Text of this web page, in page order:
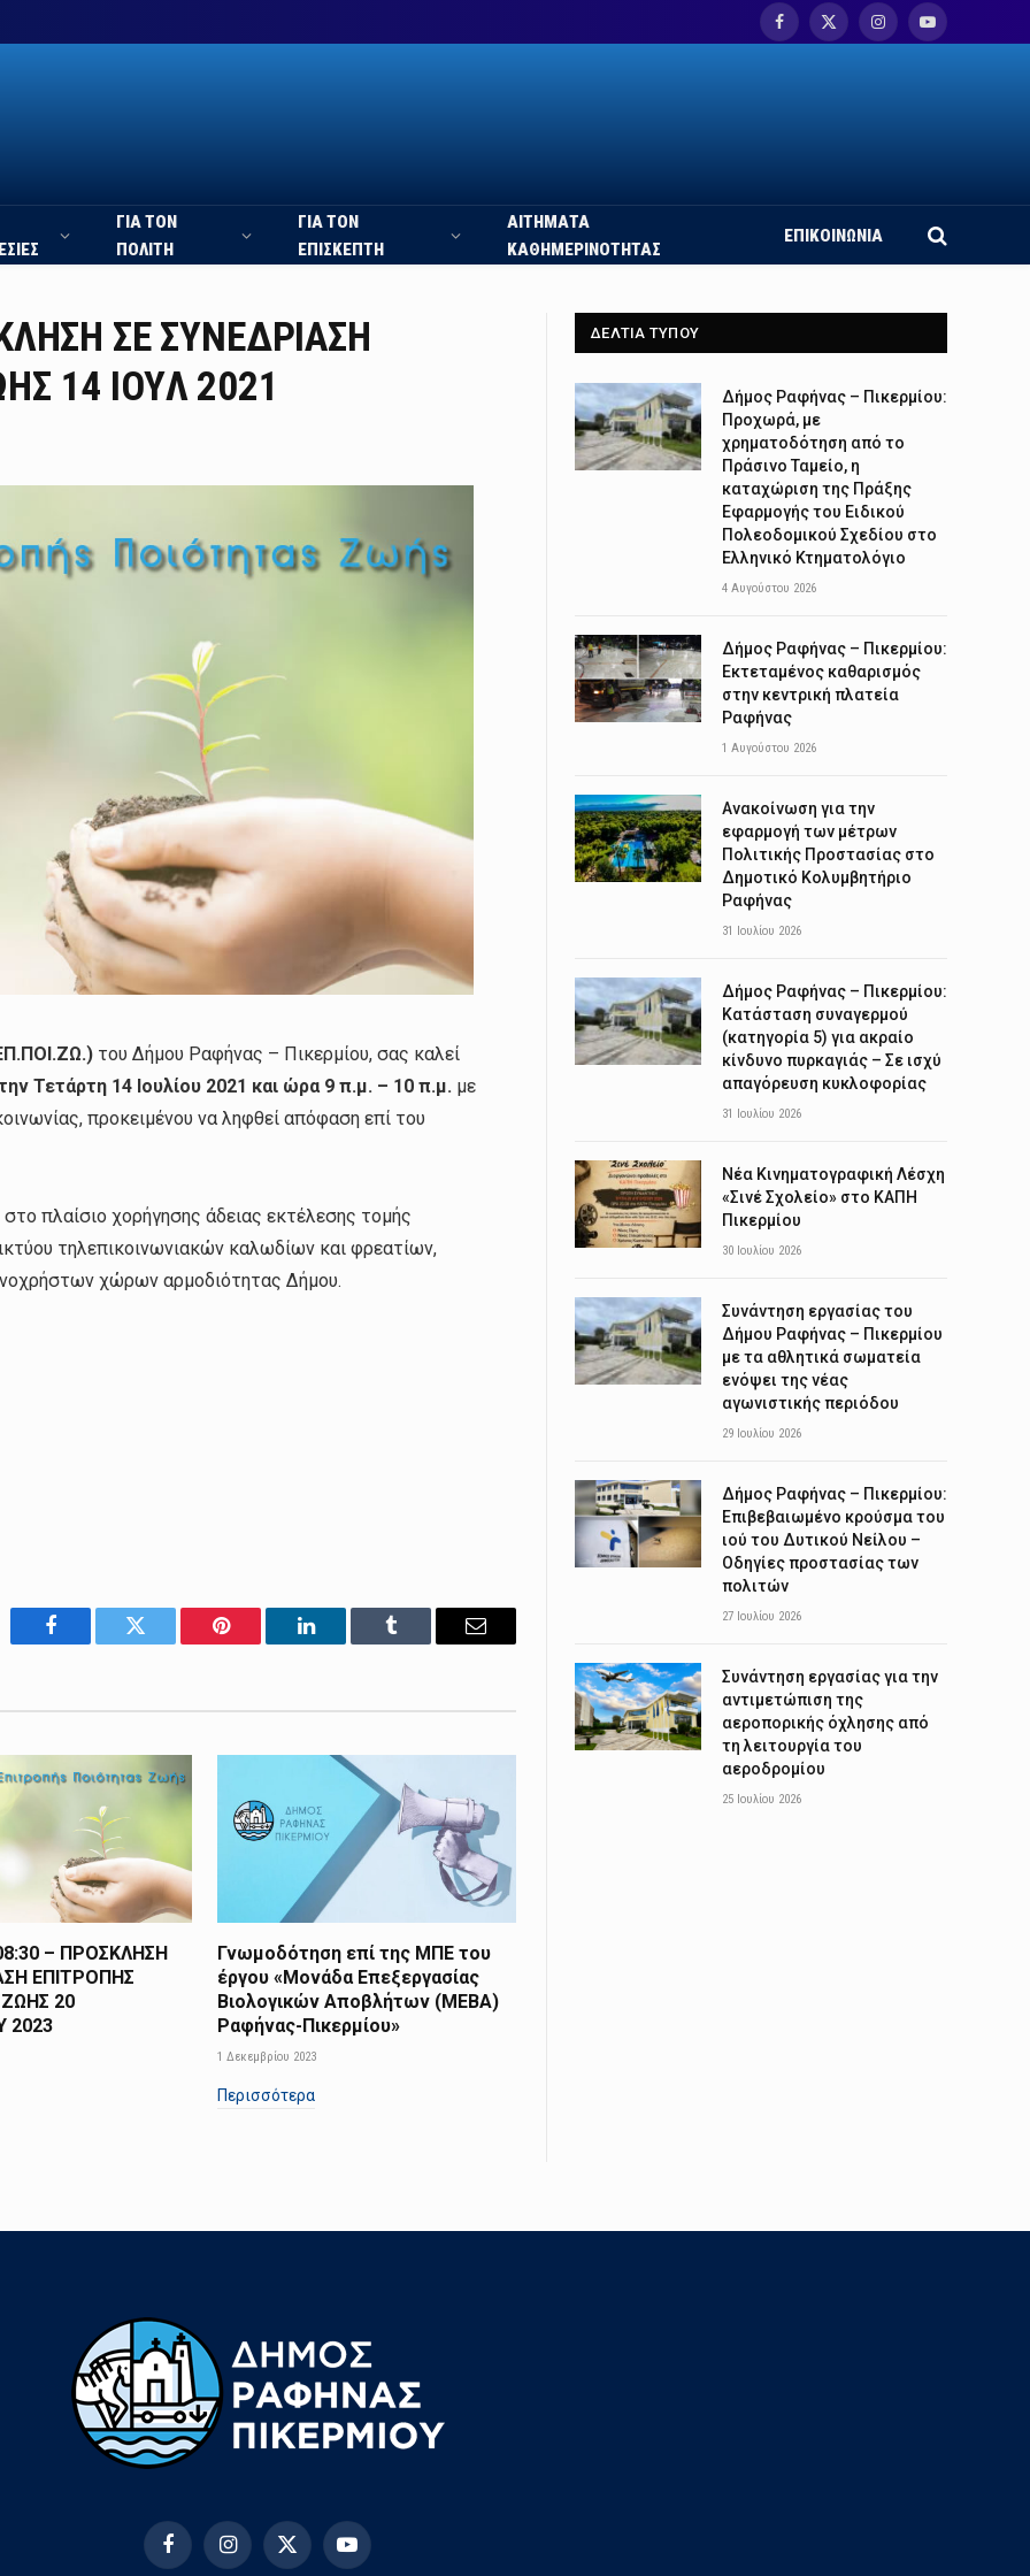
Facebook
X
InstagramYouTube
ΓΙΑ ΤΟΝ
ΠΟΛΙΤΗ
ΓΙΑ ΤΟΝ
ΕΠΙΣΚΕΠΤΗ
ΑΙΤΗΜΑΤΑ
ΚΑΘΗΜΕΡΙΝΟΤΗΤΑΣ
ΕΠΙΚΟΙΝΩΝΙΑ
ΣΕ ΣΥΝΕΔΡΙΑΣΗ
14 IOYΛ 2021
του Δήμου Ραφήνας – Πικερμίου, σας καλεί
ν Τετάρτη 14 Ιουλίου 2021 και ώρα 9 π.μ. – 10 π.μ. με
προκειμένου να ληφθεί απόφαση επί του
πλαίσιο χορήγησης άδειας εκτέλεσης τομής
τηλεπικοινωνιακών καλωδίων και φρεατίων,
χώρων αρμοδιότητας Δήμου.
Facebook Twitter Pinterest LinkedIn Tumblr Email
– ΠΡΟΣΚΛΗΣΗ
ΕΠΙΤΡΟΠΗΣ
20
2023
Γνωμοδότηση επί της ΜΠΕ του
έργου «Μονάδα Επεξεργασίας
Βιολογικών Αποβλήτων (ΜΕΒΑ)
Ραφήνας-Πικερμίου»
1 Δεκεμβρίου 2023
Περισσότερα
ΔΕΛΤΙΑ ΤΥΠΟΥ
Δήμος Ραφήνας – Πικερμίου:
Προχωρά, με
χρηματοδότηση από το
Πράσινο Ταμείο, η
καταχώριση της Πράξης
Εφαρμογής του Ειδικού
Πολεοδομικού Σχεδίου στο
Ελληνικό Κτηματολόγιο
4 Αυγούστου 2026
Δήμος Ραφήνας – Πικερμίου:
Εκτεταμένος καθαρισμός
στην κεντρική πλατεία
Ραφήνας
1 Αυγούστου 2026
Ανακοίνωση για την
εφαρμογή των μέτρων
Πολιτικής Προστασίας στο
Δημοτικό Κολυμβητήριο
Ραφήνας
31 Ιουλίου 2026
Δήμος Ραφήνας – Πικερμίου:
Κατάσταση συναγερμού
(κατηγορία 5) για ακραίο
κίνδυνο πυρκαγιάς – Σε ισχύ
απαγόρευση κυκλοφορίας
31 Ιουλίου 2026
Νέα Κινηματογραφική Λέσχη
«Σινέ Σχολείο» στο ΚΑΠΗ
Πικερμίου
30 Ιουλίου 2026
Συνάντηση εργασίας του
Δήμου Ραφήνας – Πικερμίου
με τα αθλητικά σωματεία
ενόψει της νέας
αγωνιστικής περιόδου
29 Ιουλίου 2026
Δήμος Ραφήνας – Πικερμίου:
Επιβεβαιωμένο κρούσμα του
ιού του Δυτικού Νείλου –
Οδηγίες προστασίας των
πολιτών
27 Ιουλίου 2026
Συνάντηση εργασίας για την
αντιμετώπιση της
αεροπορικής όχλησης από
τη λειτουργία του
αεροδρομίου
25 Ιουλίου 2026
FacebookInstagramX
YouTube